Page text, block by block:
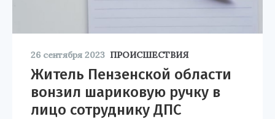
26 сентября 2023 ПРОИСШЕСТВИЯ
Житель Пензенской области
вонзил шариковую ручку в
лицо сотруднику ДПС